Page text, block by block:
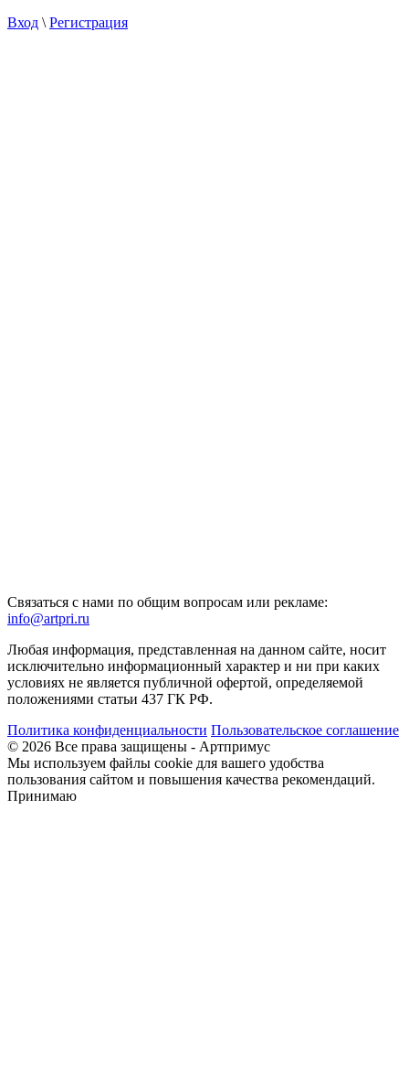
Вход \ Регистрация
Связаться с нами по общим вопросам или рекламе:
info@artpri.ru
Любая информация, представленная на данном сайте, носит
исключительно информационный характер и ни при каких
условиях не является публичной офертой, определяемой
положениями статьи 437 ГК РФ.
Политика конфиденциальности Пользовательское соглашение
© 2026 Все права защищены - Артпримус
Мы используем файлы cookie для вашего удобства
пользования сайтом и повышения качества рекомендаций.
Принимаю